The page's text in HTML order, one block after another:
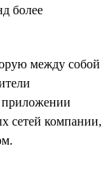
более
между собой
приложении
сетей компании,